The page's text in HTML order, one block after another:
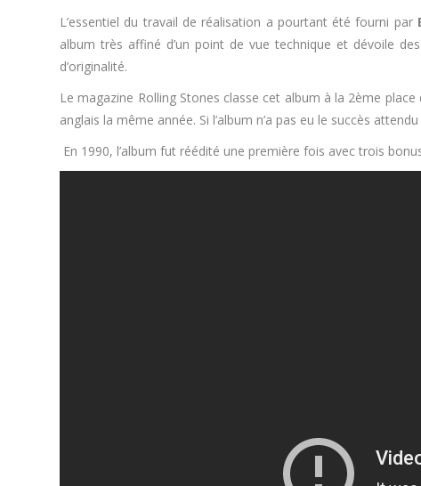
L’essentiel du travail de réalisation a pourtant été fourni par
album très affiné d’un point de vue technique et dévoile
d’originalité.
Le magazine Rolling Stones classe cet album à la 2ème
anglais la même année. Si l’album n’a pas eu le succès
En 1990, l’album fut réédité une première fois avec trois